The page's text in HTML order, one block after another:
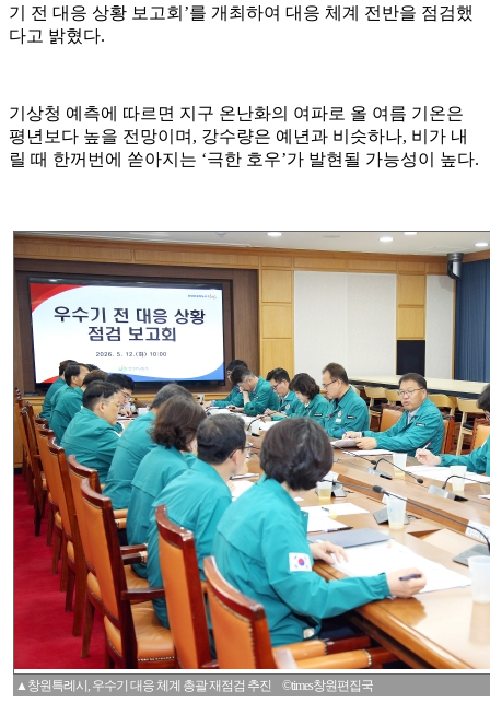
기 전 대응 상황 보고회’를 개최하여 대응 체계 전반을 점검했
다고 밝혔다.
기상청 예측에 따르면 지구 온난화의 여파로 올 여름 기온은
평년보다 높을 전망이며, 강수량은 예년과 비슷하나, 비가 내
릴 때 한꺼번에 쏟아지는 ‘극한 호우’가 발현될 가능성이 높다.
▲창원특례시, 우수기 대응 체계 총괄 재점검 추진 ©times창원편집국